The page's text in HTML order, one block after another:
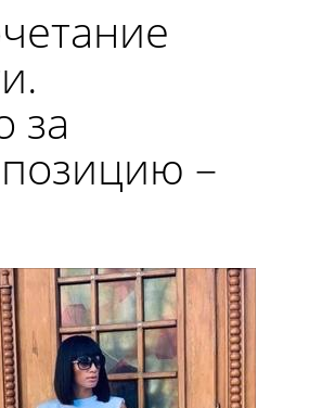
за
–